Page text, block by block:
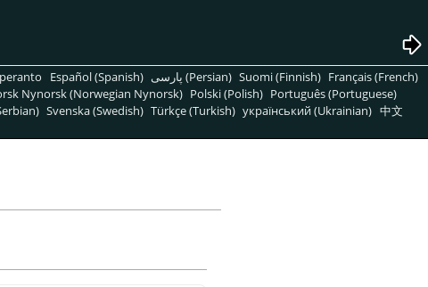
Español (Spanish) پارسی (Persian) Suomi (Finnish) Français (French)
Nynorsk (Norwegian Nynorsk) Polski (Polish) Português (Portuguese)
Svenska (Swedish) Türkçe (Turkish) український (Ukrainian) 中文